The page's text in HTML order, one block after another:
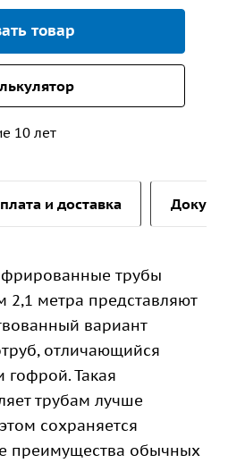
товар
10 лет
и доставка
трубы
2,1 метра представляют
вариант
отличающийся
гофрой. Такая
трубам лучше
сохраняется
преимущества обычных